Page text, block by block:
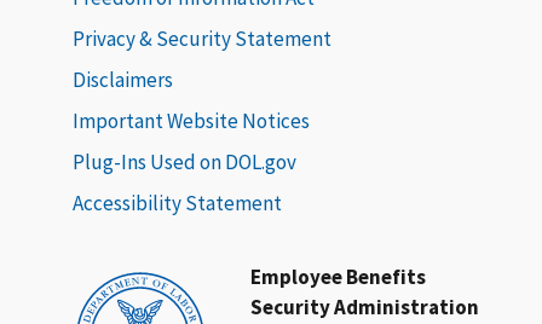
Employee Benefits
Security Administration
Privacy & Security Statement
Disclaimers
Important Website Notices
Plug-Ins Used on DOL.gov
Accessibility Statement